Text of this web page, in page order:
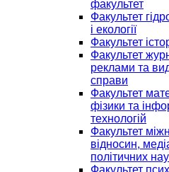
факультет
Факультет
і екології
Факультет
Факультет
реклами та
справи
Факультет
фізики та
технологій
Факультет
відносин,
політичних
Факультет